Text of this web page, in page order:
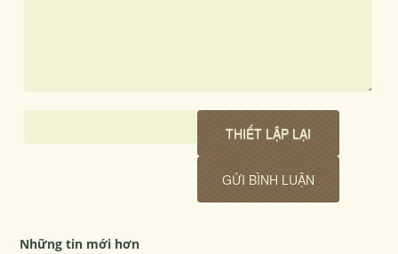
Những tin mới hơn